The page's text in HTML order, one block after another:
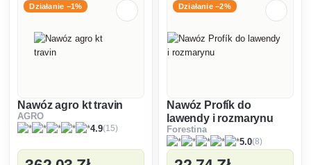
i odpornoś�
Działanie −1%
Nawóz agro kt travin
AGRO
4.9(15)
Działanie −2%
Nawóz Profík do
lawendy i rozmarynu
Forestina
5.0(8)